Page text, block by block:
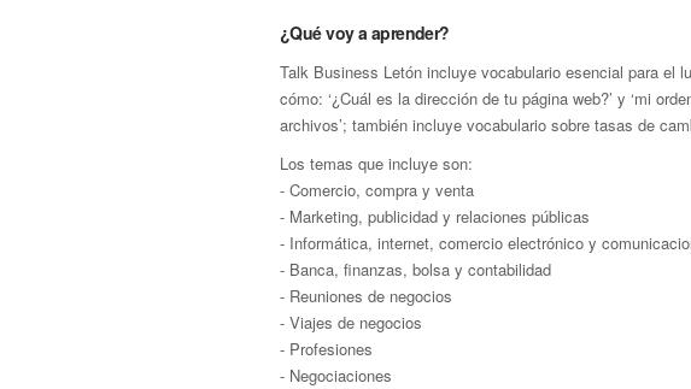
¿Qué voy a aprender?
Talk Business Letón incluye vocabulario esencial para el
cómo: ‘¿Cuál es la dirección de tu página web?’ y ‘mi
archivos’; también incluye vocabulario sobre tasas de
Los temas que incluye son:
- Comercio, compra y venta
- Marketing, publicidad y relaciones públicas
- Informática, internet, comercio electrónico y
- Banca, finanzas, bolsa y contabilidad
- Reuniones de negocios
- Viajes de negocios
- Profesiones
- Negociaciones